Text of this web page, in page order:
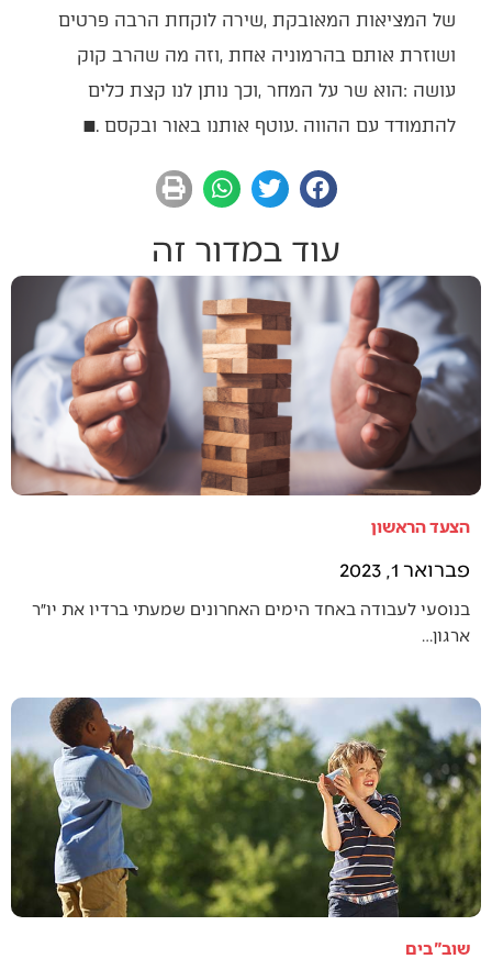
‬של‭ ‬המציאות‭ ‬המאובקת‭, ‬שירה‭ ‬לוקחת‭ ‬הרבה‭ ‬פרטים‭
‬עושה‭: ‬הוא‭ ‬שר‭ ‬על‭ ‬המחר‭, ‬וכך‭ ‬נותן‭ ‬לנו‭ ‬קצת‭ ‬כלים‭
‬להתמודד‭ ‬עם‭ ‬ההווה‭. ‬עוטף‭ ‬אותנו‭ ‬באור‭ ‬ובקסם‭. ‬
■
עוד במדור זה
הצעד הראשון
פברואר 1, 2023
בנוסעי לעבודה באחד הימים האחרונים שמעתי ברדיו את יו״ר
ארגון…
שוב"בים